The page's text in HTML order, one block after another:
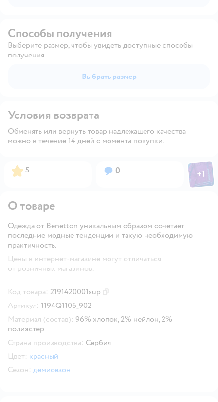
Способы получения
Выберите размер, чтобы увидеть доступные способы
получения
Выбрать размер
Условия возврата
Обменять или вернуть товар надлежащего качества
можно в течение 14 дней с момента покупки.
Рейтинг:
5 Вопросов:
0 Фото
+1
О товаре
Одежда от Benetton уникальным образом сочетает
последние модные тенденции и такую необходимую
практичность.
Цены в интернет-магазине могут отличаться
от розничных магазинов.
Код товара: 2191420001sup
Артикул: 1194Q1106_902
Материал (состав): 96% хлопок, 2% нейлон, 2%
полиэстер
Страна производства: Сербия
Цвет: красный
Сезон: демисезон